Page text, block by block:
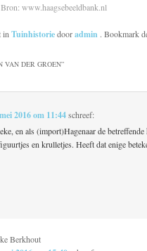
www.haagsebeeldbank.nl
in Tuinhistoriedooradmin . Bookmark
VAN DER GROEN”
2016 om 11:44 schreef:
en als (import)Hagenaar de
en krulletjes. Heeft dat enige
Berkhout